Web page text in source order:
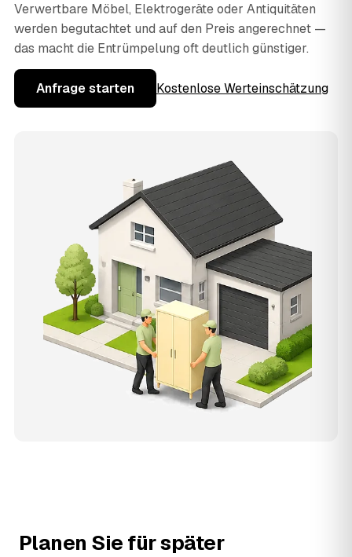
Verwertbare Möbel, Elektrogeräte oder Antiquitäten
werden begutachtet und auf den Preis angerechnet —
das macht die Entrümpelung oft deutlich günstiger.
Anfrage starten Kostenlose Werteinschätzung
Planen Sie für später